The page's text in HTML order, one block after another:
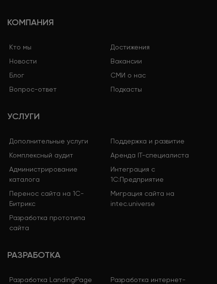
КОМПАНИЯ
Кто мы
Достижения
Новости
Вакансии
Блог
СМИ о нас
Вопрос-ответ
Подкасты
УСЛУГИ
Дополнительные услуги
Поддержка и развитие
Комплексный аудит
Аренда IT-специалиста
Администрирование
каталога
Интеграция с
1С:Предприятие
Перенос сайта на 1С-
Битрикс
Миграция сайта на
intec.universe
Разработка прототипа
сайта
РАЗРАБОТКА
Разработка LandingPage
Разработка интернет-